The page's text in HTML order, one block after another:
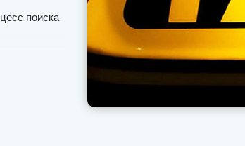
поиска
с